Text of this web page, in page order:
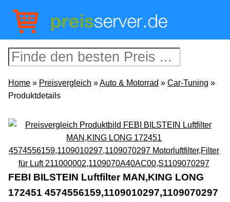
Home » Preisvergleich »Auto & Motorrad » Car-Tuning »
Produktdetails
FEBI BILSTEIN Luftfilter MAN,KING LONG
172451 4574556159,1109010297,1109070297